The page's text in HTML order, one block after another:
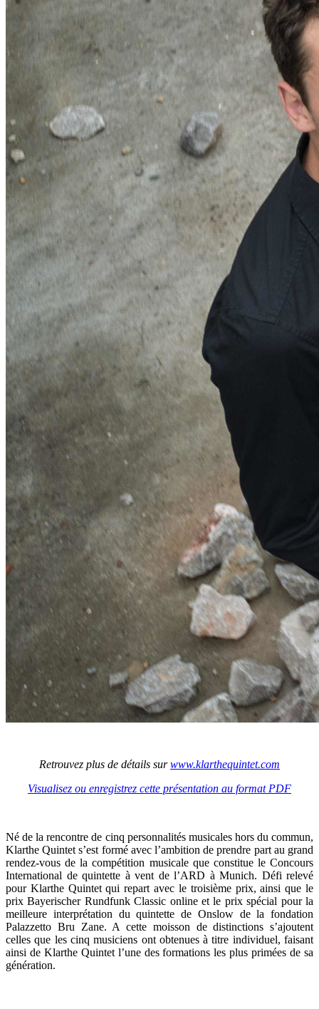
Retrouvez plus de détails surwww.klarthequintet.com
Visualisez ou enregistrez cette présentation au format PDF
Né de la rencontre de cinq personnalités musicales hors du commun,
Klarthe Quintet s’est formé avec l’ambition de prendre part au grand
rendez-vous de la compétition musicale que constitue le Concours
International de quintette à vent de l’ARD à Munich. Défi relevé
pour Klarthe Quintet qui repart avec le troisième prix, ainsi que le
prix Bayerischer Rundfunk Classic online et le prix spécial pour la
meilleure interprétation du quintette de Onslow de la fondation
Palazzetto Bru Zane. A cette moisson de distinctions s’ajoutent
celles que les cinq musiciens ont obtenues à titre individuel, faisant
ainsi de Klarthe Quintet l’une des formations les plus primées de sa
génération.